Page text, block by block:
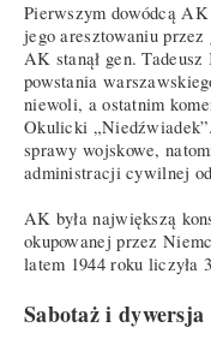
Pierwszym dowódcą
jego aresztowaniu
AK stanął gen.
powstania
niewoli, a ostatnim
Okulicki
sprawy wojskowe,
administracji cywilnej
AK była największą
okupowanej przez
latem 1944 roku liczyła
Sabotaż i dywersja